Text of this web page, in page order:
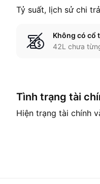
Tỷ suất, lịch sử chi
Không có cổ
42L chưa
Tình trạng tài
Hiện trạng tài chính